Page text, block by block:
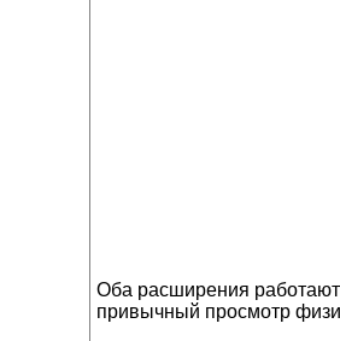
Оба расширения
привычный просмотр